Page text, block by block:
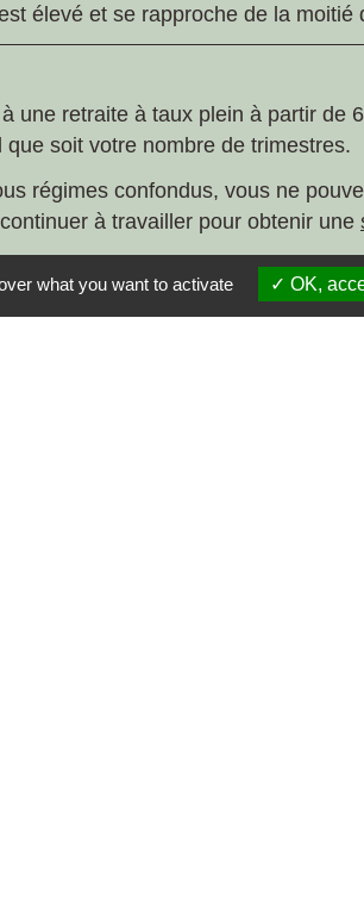
élevé et se rapproche de la moitié
une retraite à taux plein à partir de
soit votre nombre de trimestres.
régimes confondus, vous ne
à travailler pour obtenir une
tous régimes confondus,
pouvez continuer à travailler
what you want to activate OK,